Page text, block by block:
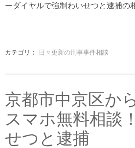
ーダイヤルで強制わいせつと逮捕の
カテゴリ： 日々更新の刑事事件相談
京都市中京区か
スマホ無料相談
せつと逮捕